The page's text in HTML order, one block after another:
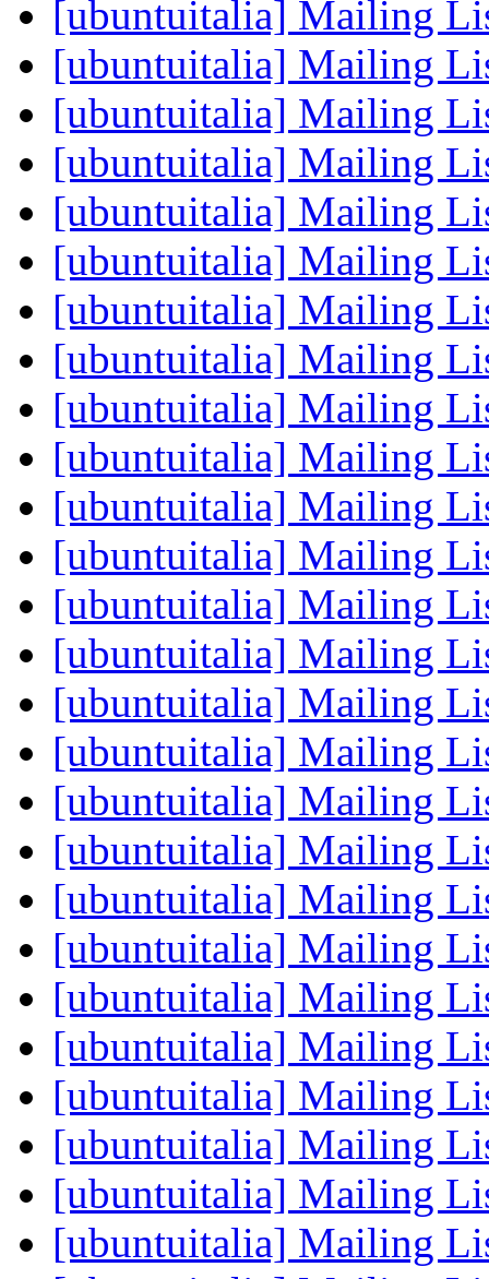
[ubuntuitalia] Mailing
[ubuntuitalia] Mailing
[ubuntuitalia] Mailing
[ubuntuitalia] Mailing
[ubuntuitalia] Mailing
[ubuntuitalia] Mailing
[ubuntuitalia] Mailing
[ubuntuitalia] Mailing
[ubuntuitalia] Mailing
[ubuntuitalia] Mailing
[ubuntuitalia] Mailing
[ubuntuitalia] Mailing
[ubuntuitalia] Mailing
[ubuntuitalia] Mailing
[ubuntuitalia] Mailing
[ubuntuitalia] Mailing
[ubuntuitalia] Mailing
[ubuntuitalia] Mailing
[ubuntuitalia] Mailing
[ubuntuitalia] Mailing
[ubuntuitalia] Mailing
[ubuntuitalia] Mailing
[ubuntuitalia] Mailing
[ubuntuitalia] Mailing
[ubuntuitalia] Mailing
[ubuntuitalia] Mailing